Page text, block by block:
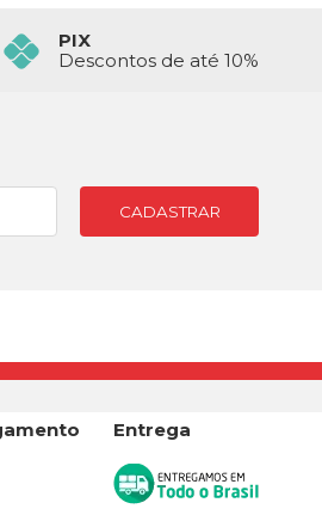
PIX
Descontos de até 10%
CADASTRAR
Entrega